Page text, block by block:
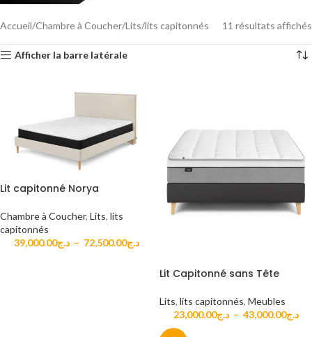
Accueil Chambre à Coucher Lits lits capitonnés 11 résultats affichés
Afficher la barre latérale
Lit capitonné Norya
Chambre à Coucher, Lits, lits
capitonnés
د.ج39,000.00 – د.ج72,500.00
Lit Capitonné sans Tête
Lits, lits capitonnés, Meubles
د.ج23,000.00 – د.ج43,000.00